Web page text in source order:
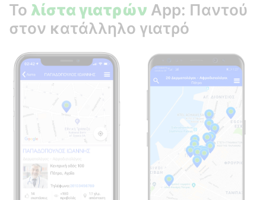
Το λίστα γιατρών App: Παντού
στον κατάλληλο γιατρό